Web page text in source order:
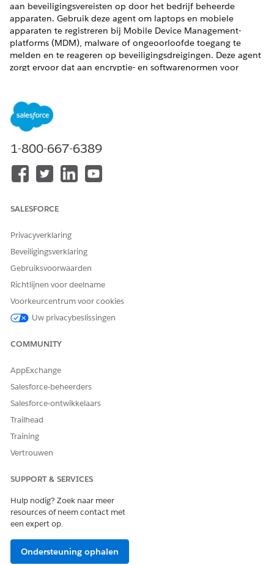
aan beveiligingsvereisten op door het bedrijf beheerde
apparaten. Gebruik deze agent om laptops en mobiele
apparaten te registreren bij Mobile Device Management-
platforms (MDM), malware of ongeoorloofde toegang te
melden en te reageren op beveiligingsdreigingen. Deze agent
zorgt ervoor dat aan encryptie- en softwarenormen voor
Beschikbaar in: Lightning Experience
Beschikbaar in:Enterprise
Deze gespecialiseerde agent gebruikt automatisch deze SCI-
sjablonen voor servicecatalogusitems configureren om
soortgelijke toepassingen en verzoektypen te ondersteunen.
Apparaat registreren voor MDM
Beveiligingsincident melden
gesprek met de gespecialiseerde agent.
In aanmerking komende servicecatalogusitems ophalen
Stroom Servicecatalogusitem uitvoeren
Productlanceringskaart ophalen
Huidige toegewezen activumdetails ophalen
Een nieuwe laptop registreren bij MDM
Scenario: Amanda heeft een nieuwe bedrijfslaptop
voor mobiele apparaten.
1-800-667-6389
SALESFORCE
Privacyverklaring
Beveiligingsverklaring
Gebruiksvoorwaarden
Richtlijnen voor deelname
Voorkeurcentrum voor cookies
Uw privacybeslissingen
COMMUNITY
AppExchange
Salesforce-beheerders
Salesforce-ontwikkelaars
Trailhead
Training
Vertrouwen
SUPPORT & SERVICES
Hulp nodig? Zoek naar meer
resources of neem contact met
een expert op.
Ondersteuning ophalen